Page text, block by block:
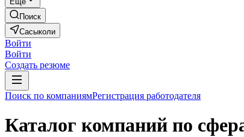
Поиск
Сасыколи
Войти
Войти
Создать резюме
Поиск по компаниямРегистрация работодателя
Каталог компаний по